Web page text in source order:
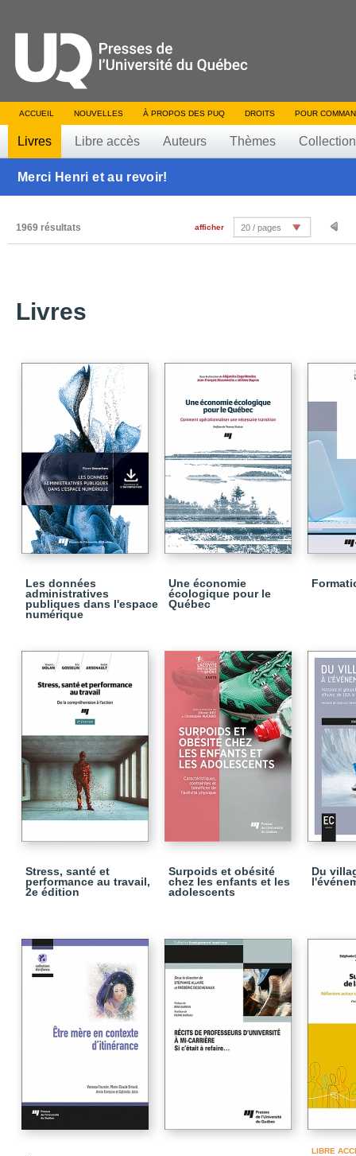
ACCUEIL NOUVELLES À PROPOS DES PUQ DROITS POUR
Livres Libre accès Auteurs Thèmes
Merci Henri et au revoir!
1969 résultats afficher 20 / pages
Livres
Les données
administratives
publiques dans l'espace
numérique
Une économie
écologique pour le
Québec
Stress, santé et
performance au travail,
2e édition
Surpoids et obésité
chez les enfants et les
adolescents
Du
LIBRE